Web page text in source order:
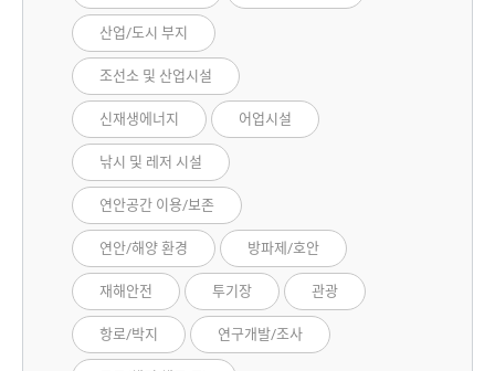
산업/도시 부지
조선소 및 산업시설
신재생에너지 어업시설
낚시 및 레저 시설
연안공간 이용/보존
연안/해양 환경 방파제/호안
재해안전 투기장 관광
항로/박지 연구개발/조사